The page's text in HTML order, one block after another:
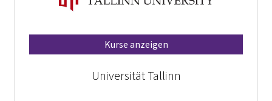
Kurse anzeigen
Universität Tallinn